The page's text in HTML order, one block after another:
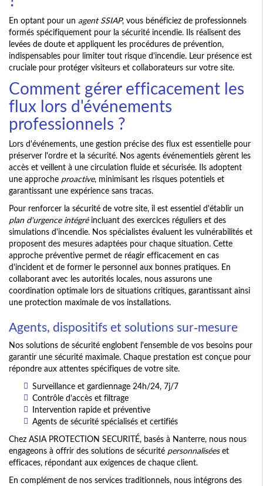
En optant pour un agent SSIAP, vous bénéficiez de professionnels
formés spécifiquement pour la sécurité incendie. Ils réalisent des
levées de doute et appliquent les procédures de prévention,
indispensables pour limiter tout risque d'incendie. Leur présence est
cruciale pour protéger visiteurs et collaborateurs sur votre site.
Comment gérer efficacement les
flux lors d'événements
professionnels ?
Lors d'événements, une gestion précise des flux est essentielle pour
préserver l'ordre et la sécurité. Nos agents événementiels gèrent les
accès et veillent à une circulation fluide et sécurisée. Ils adoptent
une approche proactive, minimisant les risques potentiels et
garantissant une expérience sans tracas.
Pour renforcer la sécurité de votre site, il est essentiel d'établir un
plan d'urgence intégréincluant des exercices réguliers et des
simulations d'incendie. Nos spécialistes évaluent les vulnérabilités et
proposent des mesures adaptées pour chaque situation. Cette
approche préventive permet de réagir efficacement en cas
d'incident et de former le personnel aux bonnes pratiques. En
collaborant avec les autorités locales, nous assurons une
coordination optimale lors de situations critiques, garantissant ainsi
une protection maximale de vos installations.
Agents, dispositifs et solutions sur-mesure
Nos solutions de sécurité englobent l'ensemble de vos besoins pour
garantir une sécurité maximale. Chaque prestation est conçue pour
répondre aux attentes spécifiques de votre site.
Surveillance et gardiennage 24h/24, 7j/7
Contrôle d'accès et filtrage
Intervention rapide et préventive
Agents de sécurité spécialisés et certifiés
Chez ASIA PROTECTION SECURITÉ, basés à Nanterre, nous nous
engageons à offrir des solutions de sécurité personnaliséeset
efficaces, répondant aux exigences de chaque client.
En complément de nos services traditionnels, nous intégrons des